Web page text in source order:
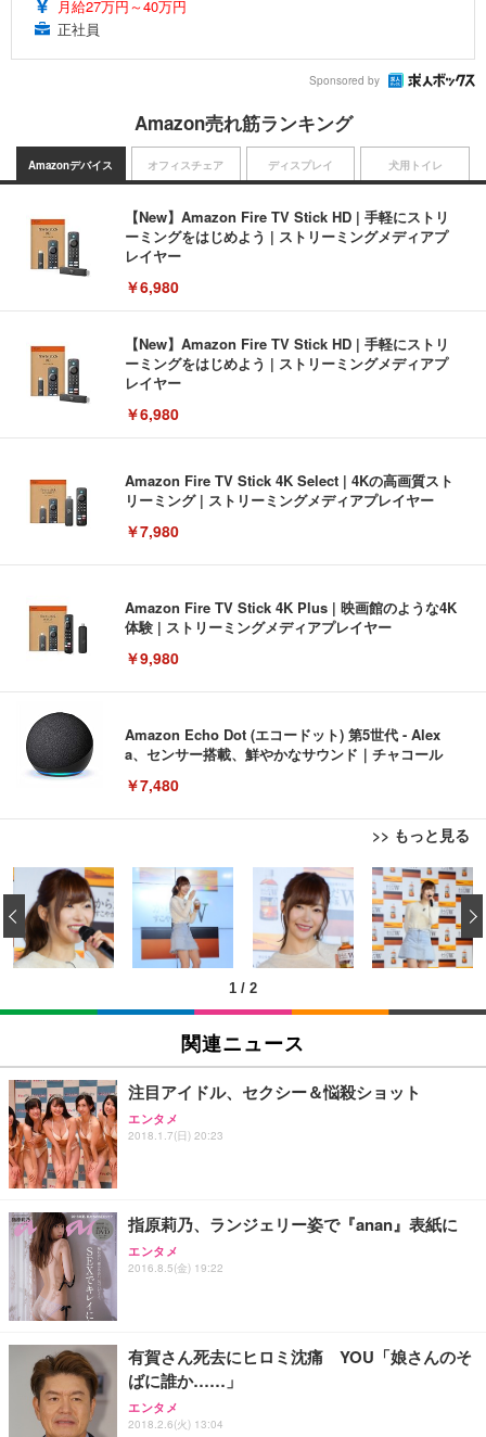
月給27万円～40万円
正社員
Sponsored by
Amazon売れ筋ランキング
Amazonデバイス
【New】Amazon Fire TV Stick HD | 手軽にストリ
ーミングをはじめよう | ストリーミングメディアプ
レイヤー
￥6,980
【New】Amazon Fire TV Stick HD | 手軽にストリ
ーミングをはじめよう | ストリーミングメディアプ
レイヤー
￥6,980
Amazon Fire TV Stick 4K Select | 4Kの高画質スト
リーミング | ストリーミングメディアプレイヤー
￥7,980
Amazon Fire TV Stick 4K Plus | 映画館のような4K
体験 | ストリーミングメディアプレイヤー
￥9,980
Amazon Echo Dot (エコードット) 第5世代 - Alex
a、センサー搭載、鮮やかなサウンド｜チャコール
￥7,480
>> もっと見る
オフィスチェア
[EdoErgo] オフィスチェア 椅子 テレワーク 疲れな
い 跳ね上げ式アームレスト コンパクト 約105度ロッ
キング pc 事務椅子 360度回転 座面昇降 強化ナイロ
ン樹脂ベース 通気性メッシュ 在宅ワーク H-WY01
(黒網+黒枠+黒足)
￥5,699
SIHOO B100 オフィスチェア／デスクチェア メッシ
ュチェア 人間工学 疲れない ブラック
￥27,999
Sezlife オフィスチェア デスクチェア 疲れない テレ
務用 おしゃれ パソコンチェア (ブラック)
Sezlife オフィスチェア デスクチェア 疲れない テレ
ワーク チェア 強化バックレスト 30度ロッキング機
務用 おしゃれ パソコンチェア (ホワイト)
ANDWINT オフィスチェア デスクチェア 肘なし メ
ッシュ 通気性 ランバーサポート付き 腰サポート ガ
ス圧無段階昇降 360度回転 キャスター付き コンパク
ディスプレイ
EIZO ビジネス向けプレミアムモニター | FlexScan
EV3240X-WT | 31.5型4K UHD・USB Type-C・ホワ
イト
￥105,595
EIZO ビジネス向けプレミアムモニター | FlexScan
￥109,572
【純正品】27"ゲーミングモニター DualSense 充電
【整備済み品】Dell E2724HS 27インチ 液晶モニタ
ー フルHD（1920×1080）VA 非光沢 HDMI/DisplayP
【MiniLED/24.5inch/280Hz/FHD】GRAPHT THE S
HOOTER Gaming Monitor 24” Essential ゲーミン
グモニター QD 24.5インチ 1ms FHD 量子ドット 残
犬用トイレ
Amazonベーシック ペットシーツ 薄型 レギュラー 1
回使い捨て 無香料 ホワイト 300枚
￥3,373
Amazonベーシック ペットシーツ 厚型 ワイド 42枚
x2袋(84枚) ホワイト(吸収面:ライトブルー)
￥3,234
ネオ・ルーライフ ネオ・オムツ L 中型犬用 26枚入
Smart Basic(スマートベーシック) 【Amazon.co.jp
限定】 Smart Basic アイリスオーヤマ ペットシーツ
アイリスオーヤマ ペットシーツ 超厚型 お徳用 レギ
ュラー 200枚入【Amazon.co.jp限定】
1 / 2
‹
関連ニュース
注目アイドル、セクシー＆悩殺ショット
エンタメ
2018.1.7(日) 20:23
指原莉乃、ランジェリー姿で『anan』表紙に
エンタメ
2016.8.5(金) 19:22
有賀さん死去にヒロミ沈痛 YOU「娘さんのそ
ばに誰か……」
エンタメ
2018.2.6(火) 13:04